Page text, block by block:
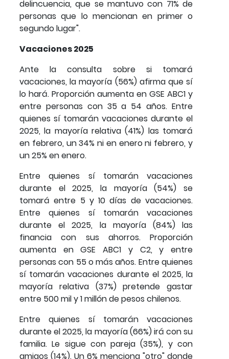
delincuencia, que se mantuvo con 71% de
personas que lo mencionan en primer o
segundo lugar".
Vacaciones 2025
Ante la consulta sobre si tomará
vacaciones, la mayoría (56%) afirma que sí
lo hará. Proporción aumenta en GSE ABC1 y
entre personas con 35 a 54 años. Entre
quienes sí tomarán vacaciones durante el
2025, la mayoría relativa (41%) las tomará
en febrero, un 34% ni en enero ni febrero, y
un 25% en enero.
Entre quienes sí tomarán vacaciones
durante el 2025, la mayoría (54%) se
tomará entre 5 y 10 días de vacaciones.
Entre quienes sí tomarán vacaciones
durante el 2025, la mayoría (84%) las
financia con sus ahorros. Proporción
aumenta en GSE ABC1 y C2, y entre
personas con 55 o más años. Entre quienes
sí tomarán vacaciones durante el 2025, la
mayoría relativa (37%) pretende gastar
entre 500 mil y 1 millón de pesos chilenos.
Entre quienes sí tomarán vacaciones
durante el 2025, la mayoría (66%) irá con su
familia. Le sigue con pareja (35%), y con
amigos (14%). Un 6% menciona "otro" donde